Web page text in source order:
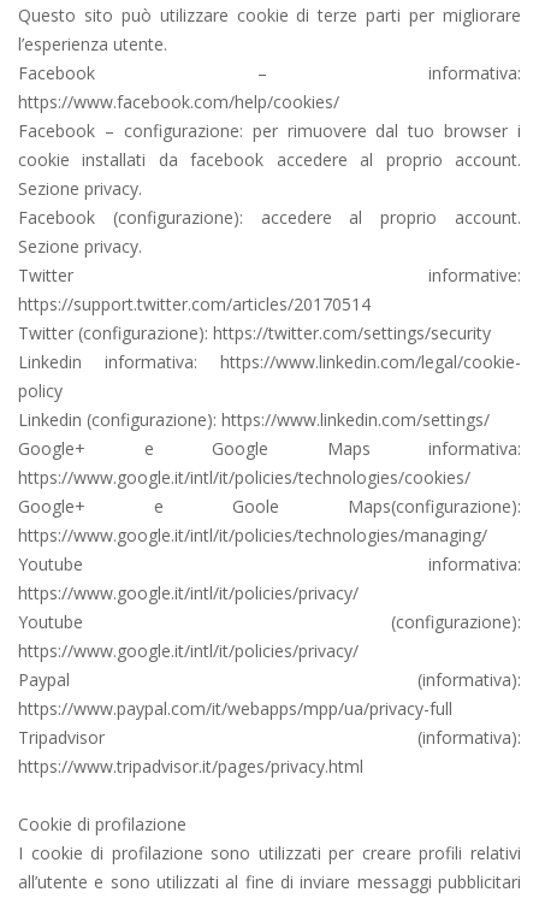
Questo sito può utilizzare cookie di terze parti per migliorare
l’esperienza utente.
Facebook – informativa:
https://www.facebook.com/help/cookies/
Facebook – configurazione: per rimuovere dal tuo browser i
cookie installati da facebook accedere al proprio account.
Sezione privacy.
Facebook (configurazione): accedere al proprio account.
Sezione privacy.
Twitter informative:
https://support.twitter.com/articles/20170514
Twitter (configurazione): https://twitter.com/settings/security
Linkedin informativa: https://www.linkedin.com/legal/cookie-
policy
Linkedin (configurazione): https://www.linkedin.com/settings/
Google+ e Google Maps informativa:
https://www.google.it/intl/it/policies/technologies/cookies/
Google+ e Goole Maps(configurazione):
https://www.google.it/intl/it/policies/technologies/managing/
Youtube informativa:
https://www.google.it/intl/it/policies/privacy/
Youtube (configurazione):
https://www.google.it/intl/it/policies/privacy/
Paypal (informativa):
https://www.paypal.com/it/webapps/mpp/ua/privacy-full
Tripadvisor (informativa):
https://www.tripadvisor.it/pages/privacy.html
Cookie di profilazione
I cookie di profilazione sono utilizzati per creare profili relativi
all’utente e sono utilizzati al fine di inviare messaggi pubblicitari